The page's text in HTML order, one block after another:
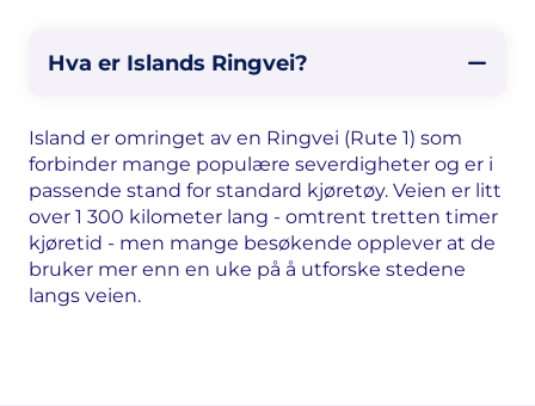
Hva er Islands Ringvei?
Island er omringet av en Ringvei (Rute 1) som
forbinder mange populære severdigheter og er i
passende stand for standard kjøretøy. Veien er litt
over 1 300 kilometer lang - omtrent tretten timer
kjøretid - men mange besøkende opplever at de
bruker mer enn en uke på å utforske stedene
langs veien.